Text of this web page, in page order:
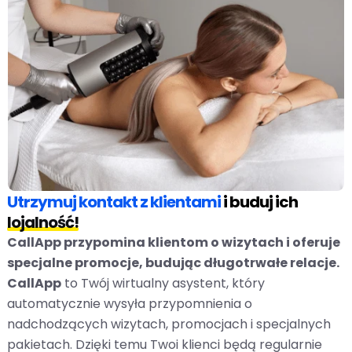
Utrzymuj kontakt z klientamii buduj ich
lojalność!
CallApp przypomina klientom o wizytach i oferuje
specjalne promocje, budując długotrwałe relacje.
CallAppto Twój wirtualny asystent, który
automatycznie wysyła przypomnienia o
nadchodzących wizytach, promocjach i specjalnych
pakietach. Dzięki temu Twoi klienci będą regularnie